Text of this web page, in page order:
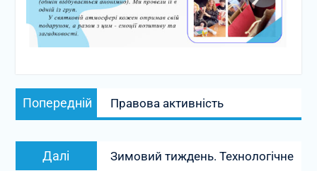
записів
Попередній
запис:
Правова активність
Далі
запис:
Зимовий тиждень. Технологічне